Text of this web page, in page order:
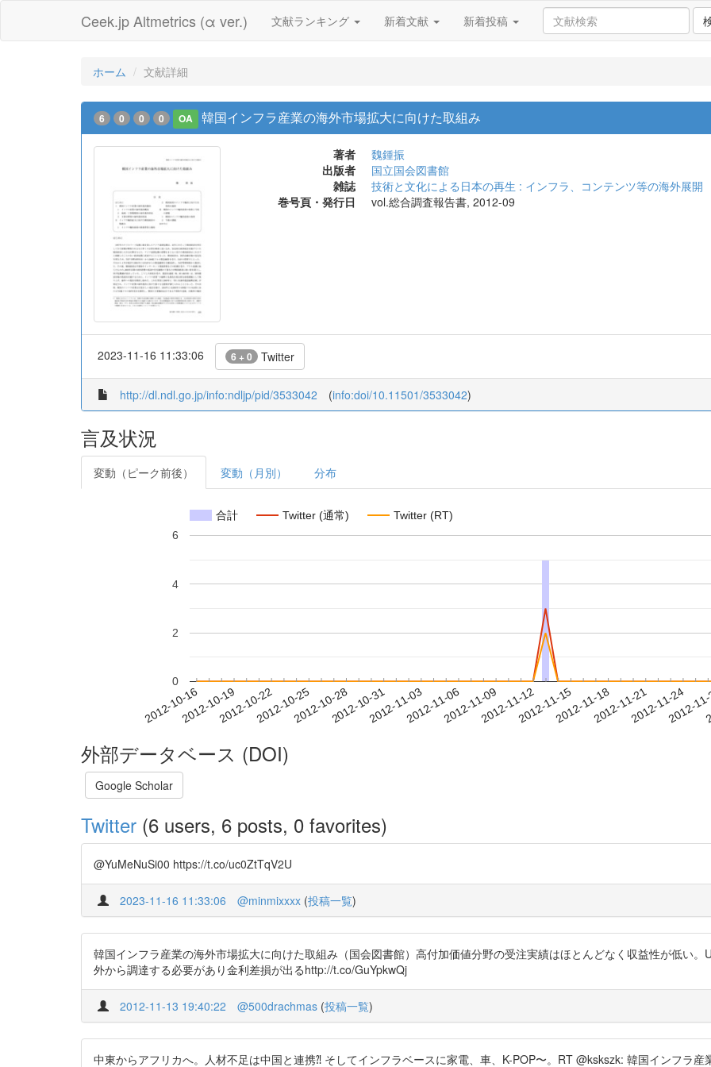
Ceek.jp Altmetrics (α ver.) 文献ランキング 新着文献 新着投稿
ホーム 文献詳細
6 0 0 0 OA 韓国インフラ産業の海外市場拡大に向けた取組み
著者
魏鍾振
出版者
国立国会図書館
雑誌
技術と文化による日本の再生 : インフラ、コンテンツ等の海外展開
巻号頁・発行日
vol.総合調査報告書, 2012-09
2023-11-16 11:33:06 6 + 0 Twitter
http://dl.ndl.go.jp/info:ndljp/pid/3533042 (info:doi/10.11501/3533042)
言及状況
変動（ピーク前後） 変動（月別） 分布
合計 Twitter (通常) Twitter (RT)
2012-10-162012-10-192012-10-222012-10-252012-10-282012-10-312012-11-032012-11-062012-11-092012-11-122012-11-152012-11-182012-11-212012-11-24
2012-
0
2
4
6
外部データベース (DOI)
Google Scholar
Twitter (6 users, 6 posts, 0 favorites)
@YuMeNuSi00 https://t.co/uc0ZtTqV2U
2023-11-16 11:33:06 @minmixxxx (投稿一覧)
韓国インフラ産業の海外市場拡大に向けた取組み（国会図書館）高付加価値分野の受注実績はほとんどなく収益性が低い
外から調達する必要があり金利差損が出るhttp://t.co/GuYpkwQj
2012-11-13 19:40:22 @500drachmas (投稿一覧)
中東からアフリカへ。人材不足は中国と連携⁈ そしてインフラベースに家電、車、K-POP〜。RT @kskszk: 韓国インフラ